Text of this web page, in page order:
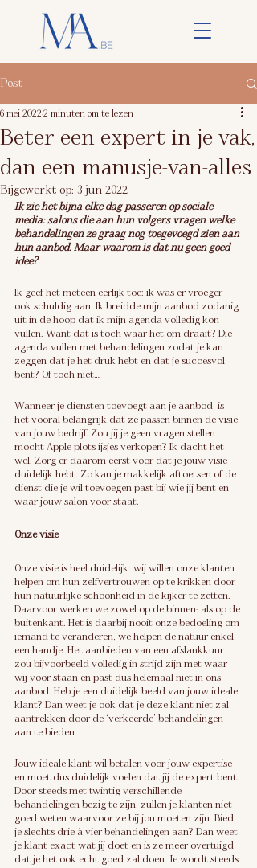
Post
Beter een expert in je vak,
dan een manusje-van-alles
6 mei 2022 2 minuten om te lezen
Bijgewerkt op: 3 jun 2022
Ik zie het bijna elke dag passeren op sociale
media: salons die aan hun volgers vragen welke
behandelingen ze graag nog toegevoegd zien aan
hun aanbod. Maar waarom is dat nu geen goed
idee?
Ik geef het meteen eerlijk toe: ik was er vroeger
ook schuldig aan. Ik breidde mijn aanbod zodanig
uit in de hoop dat ik mijn agenda volledig kon
vullen. Want dat is toch waar het om draait? Die
agenda vullen met behandelingen zodat je kan
zeggen dat je het druk hebt en dat je succesvol
bent? Of toch niet…
Wanneer je diensten toevoegt aan je aanbod, is
het vooral belangrijk dat ze passen binnen de visie
van jouw bedrijf. Zou jij je geen vragen stellen
mocht Apple plots ijsjes verkopen? Ik dacht het
wel. Zorg er daarom eerst voor dat je jouw visie
duidelijk hebt. Zo kan je makkelijk aftoetsen of de
dienst die je wil toevoegen past bij wie jij bent en
waar jouw salon voor staat.
Onze visie
Onze visie is heel duidelijk: wij willen onze klanten
helpen om hun zelfvertrouwen op te krikken door
hun natuurlijke schoonheid in de kijker te zetten.
Daarvoor werken we zowel op de binnen- als op de
buitenkant. Het is daarbij nooit onze bedoeling om
iemand te veranderen, we helpen de natuur enkel
een handje. Het aanbieden van een afslankkuur
zou bijvoorbeeld volledig in strijd zijn met waar
wij voor staan en past dus helemaal niet in ons
aanbod. Heb je een duidelijk beeld van jouw ideale
klant? Dan weet je ook dat je deze klant niet zal
aantrekken door de ‘verkeerde’ behandelingen
aan te bieden.
Jouw ideale klant wil betalen voor jouw expertise
en moet dus duidelijk voelen dat jij de expert bent.
Door steeds met twintig verschillende
behandelingen bezig te zijn, zullen je klanten niet
goed weten waarvoor ze bij jou moeten zijn. Bied
je slechts drie à vier behandelingen aan? Dan weet
je klant exact wat jij doet en is ze meer overtuigd
dat je het ook echt goed zal doen. Je wordt steeds